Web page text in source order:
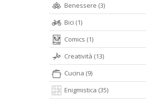
Benessere (3)
Bici (1)
Comics (1)
Creatività (13)
Cucina (9)
Enigmistica (35)